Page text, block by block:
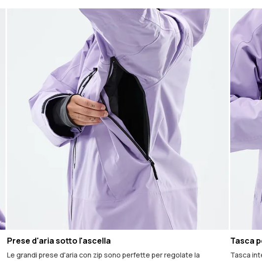
Prese d'aria sotto l'ascella
Le grandi prese d'aria con zip sono perfette per regolate la
Tasca
Tasca